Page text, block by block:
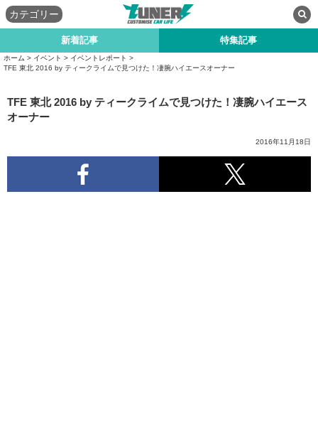
カテゴリー
新着記事 特集記事
ホーム > イベント > イベントレポート >
TFE 東北 2016 by ティークライムで見つけた！凄腕ハイエースオーナー
TFE 東北 2016 by ティークライムで見つけた！凄腕ハイエース
オーナー
2016年11月18日